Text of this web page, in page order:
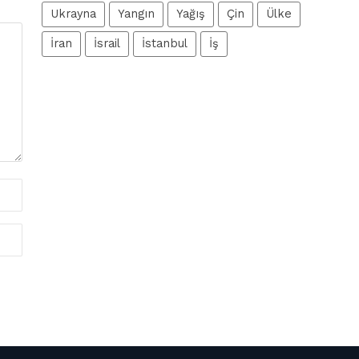
Ukrayna Yangın Yağış Çin Ülke
İran İsrail İstanbul İş